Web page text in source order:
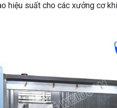
hiệu suất cho các xưởng cơ